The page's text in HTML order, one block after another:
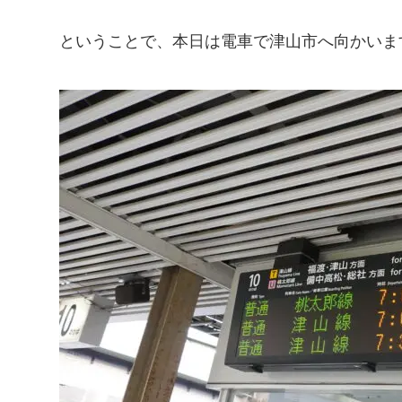
ということで、本日は電車で津山市へ向かい